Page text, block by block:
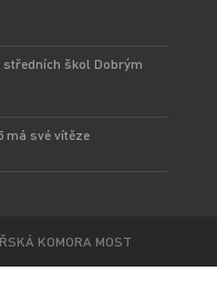
středních škol Dobrým
má své vítěze
KOMORA MOST